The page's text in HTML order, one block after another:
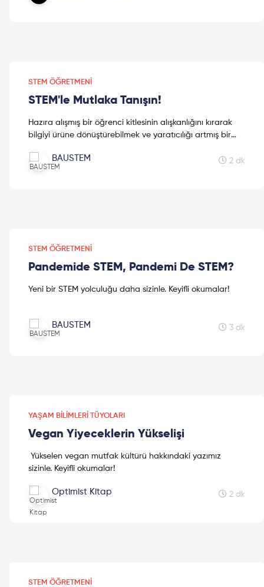
STEM ÖĞRETMENI
STEM'le Mutlaka Tanışın!
Hazıra alışmış bir öğrenci kitlesinin alışkanlığını kırarak
bilgiyi ürüne dönüştürebilmek ve yaratıcılığı artmış bir
sonucunun beklenen en temel öznesidir. STEM'i konu alan
bu yazımız için keyifli okumalar dileriz !
BAUSTEM 2 dk
STEM ÖĞRETMENI
Pandemide STEM, Pandemi De STEM?
Yeni bir STEM yolculuğu daha sizinle. Keyifli okumalar!
BAUSTEM 3 dk
YAŞAM BILIMLERI TÜYOLARI
Vegan Yiyeceklerin Yükselişi
Yükselen vegan mutfak kültürü hakkındaki yazımız
sizinle. Keyifli okumalar!
Optimist Kitap 2 dk
STEM ÖĞRETMENI